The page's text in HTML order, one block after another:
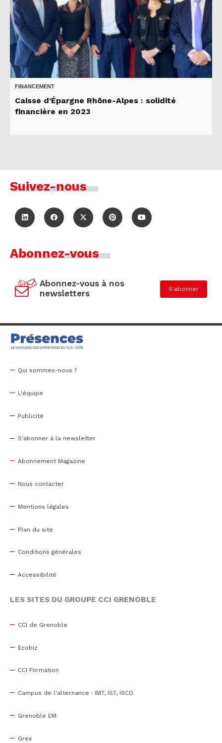
FINANCEMENT
Caisse d’Épargne Rhône-Alpes : solidité
financière en 2023
Suivez-nous
Abonnez-vous
Abonnez-vous à nos
newsletters
S'abonner
Qui sommes-nous ?
L'équipe
Publicité
S'abonner à la newsletter
Abonnement Magazine
Nous contacter
Mentions légales
Plan du site
Conditions générales
Accessibilité
LES SITES DU GROUPE CCI GRENOBLE
CCI de Grenoble
Ecobiz
CCI Formation
Campus de l'alternance : IMT, IST, ISCO
Grenoble EM
Grex